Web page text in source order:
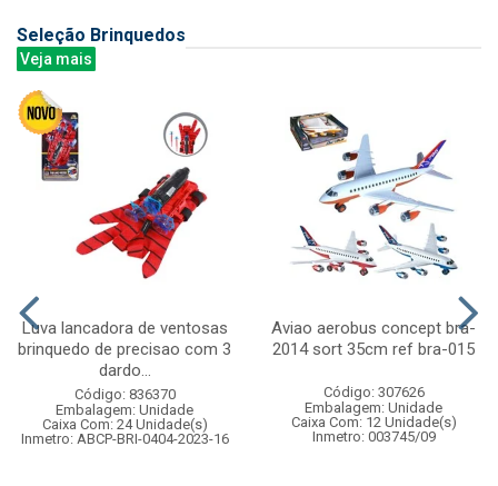
Seleção Brinquedos
Veja mais
Luva lancadora de ventosas
brinquedo de precisao com 3
dardo...
Código: 836370
Embalagem: Unidade
Caixa Com: 24 Unidade(s)
Inmetro: ABCP-BRI-0404-2023-16
Aviao aerobus concept bra-
2014 sort 35cm ref bra-015
Código: 307626
Embalagem: Unidade
Caixa Com: 12 Unidade(s)
Inmetro: 003745/09